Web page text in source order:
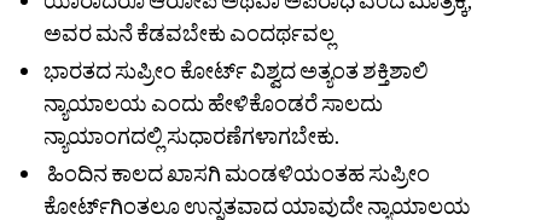
ಅವರ ಮನೆ ಕೆಡವಬೇಕು ಎಂದರ್ಥವಲ್ಲ
ಭಾರತದ ಸುಪ್ರೀಂ ಕೋರ್ಟ್ ವಿಶ್ವದ ಅತ್ಯಂತ ಶಕ್ತಿಶಾಲಿ
ನ್ಯಾಯಾಲಯ ಎಂದು ಹೇಳಿಕೊಂಡರೆ ಸಾಲದು
ನ್ಯಾಯಾಂಗದಲ್ಲಿ ಸುಧಾರಣೆಗಳಾಗಬೇಕು.
ಹಿಂದಿನ ಕಾಲದ ಖಾಸಗಿ ಮಂಡಳಿಯಂತಹ ಸುಪ್ರೀಂ
ಕೋರ್ಟ್‌ಗಿಂತಲೂ ಉನ್ನತವಾದ ಯಾವುದೇ ನ್ಯಾಯಾಲಯ